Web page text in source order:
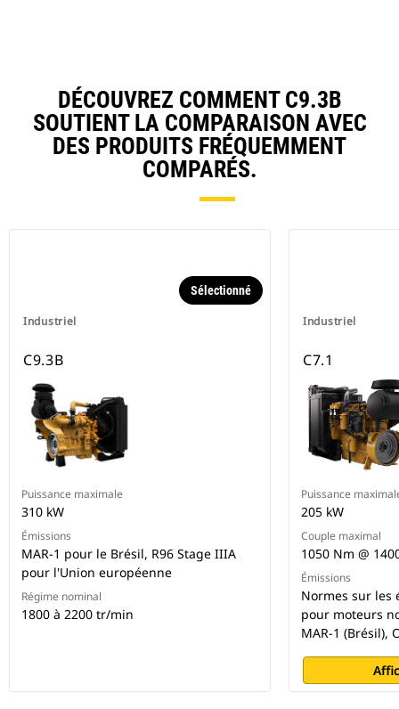
DÉCOUVREZ COMMENT C9.3B
SOUTIENT LA COMPARAISON AVEC
DES PRODUITS FRÉQUEMMENT
COMPARÉS.
Industriel
Sélectionné
C9.3B
Puissance maximale
310 kW
Émissions
MAR-1 pour le Brésil, R96 Stage IIIA
pour l'Union européenne
Régime nominal
1800 à 2200 tr/min
Industriel
C7.1
Puissance
205 kW
Couple maximal
1050 Nm @
Émissions
Normes sur les
pour moteurs
MAR-1 (Brésil),